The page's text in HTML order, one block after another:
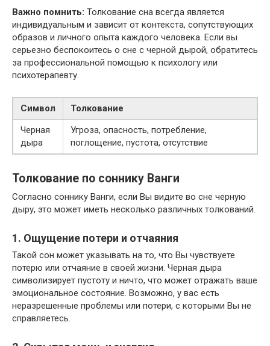
Важно помнить: Толкование сна всегда является
индивидуальным и зависит от контекста, сопутствующих
образов и личного опыта каждого человека. Если вы
серьезно беспокоитесь о сне с черной дырой, обратитесь
за профессиональной помощью к психологу или
психотерапевту.
Символ
Толкование
Черная
дыра
Угроза, опасность, потребление,
поглощение, пустота, отсутствие
Толкование по соннику Ванги
Согласно соннику Ванги, если Вы видите во сне черную
дыру, это может иметь несколько различных толкований.
1. Ощущение потери и отчаяния
Такой сон может указывать на то, что Вы чувствуете
потерю или отчаяние в своей жизни. Черная дыра
символизирует пустоту и ничто, что может отражать ваше
эмоциональное состояние. Возможно, у вас есть
неразрешенные проблемы или потери, с которыми Вы не
справляетесь.